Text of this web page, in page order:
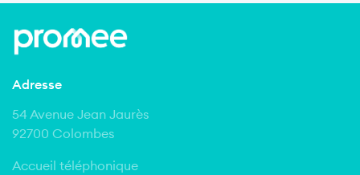
Adresse
54 Avenue Jean Jaurès
92700 Colombes
Accueil téléphonique